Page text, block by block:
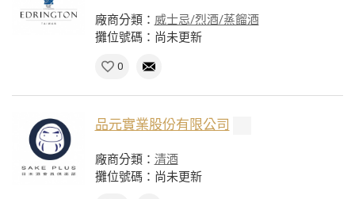
廠商分類： 威士忌/烈酒/蒸餾酒
攤位號碼：尚未更新
0
品元實業股份有限公司
廠商分類： 清酒
攤位號碼：尚未更新